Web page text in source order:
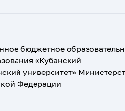
бюджетное
«Кубанский
университет»
Федерации